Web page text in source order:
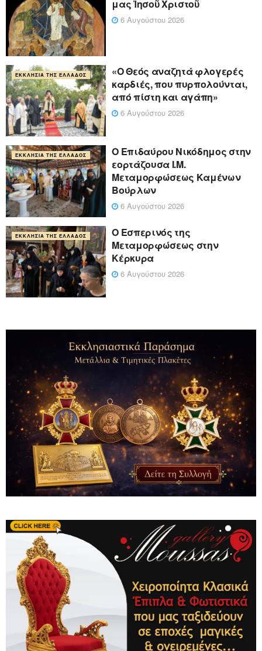
μας Ἰησοῦ Χριστοῦ
6 Αυγούστου 2026
ΕΚΚΛΗΣΊΑ ΤΗΣ ΕΛΛΆΔΟΣ
«Ο Θεός αναζητά φλογερές
καρδιές, που πυρπολούνται,
από πίστη και αγάπη»
6 Αυγούστου 2026
ΕΚΚΛΗΣΊΑ ΤΗΣ ΕΛΛΆΔΟΣ
Ο Επιδαύρου Νικόδημος στην
εορτάζουσα Ι.Μ.
Μεταμορφώσεως Καμένων
Βούρλων
6 Αυγούστου 2026
ΕΚΚΛΗΣΊΑ ΤΗΣ ΕΛΛΆΔΟΣ
Ο Εσπερινός της
Μεταμορφώσεως στην
Κέρκυρα
6 Αυγούστου 2026